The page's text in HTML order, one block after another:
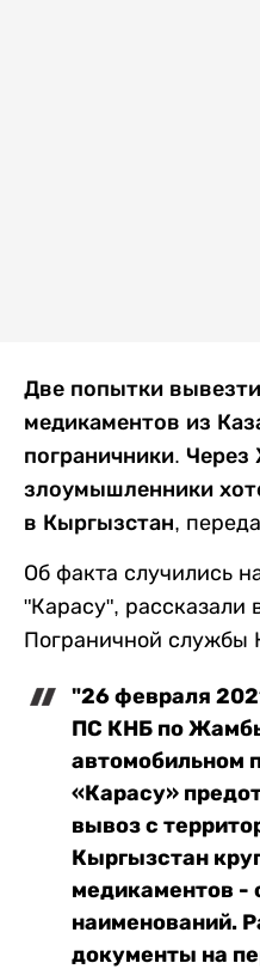
Две попытки
медикаментов из
пограничники.
злоумышленники
в Кыргызстан,
Об факта случились
"Карасу", рассказали
Пограничной службы
"26 февраля
ПС КНБ по
автомобильном
«Карасу»
вывоз с
Кыргызстан
медикаментов -
наименований.
документы на